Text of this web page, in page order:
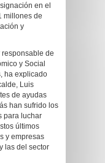
en el
millones de
y
de
y Social
ha explicado
Luis
de ayudas
han sufrido los
para luchar
últimos
y empresas
las del sector